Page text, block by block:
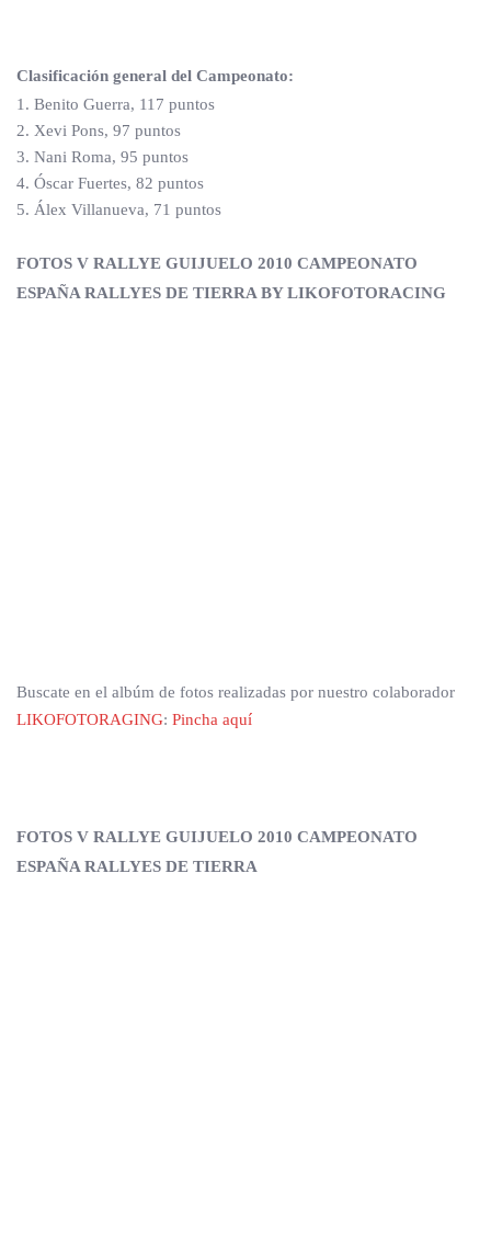
Clasificación general del Campeonato:
1. Benito Guerra, 117 puntos
2. Xevi Pons, 97 puntos
3. Nani Roma, 95 puntos
4. Óscar Fuertes, 82 puntos
5. Álex Villanueva, 71 puntos
FOTOS V RALLYE GUIJUELO 2010 CAMPEONATO
ESPAÑA RALLYES DE TIERRA BY LIKOFOTORACING
Buscate en el albúm de fotos realizadas por nuestro colaborador
LIKOFOTORAGING: Pincha aquí
FOTOS V RALLYE GUIJUELO 2010 CAMPEONATO
ESPAÑA RALLYES DE TIERRA